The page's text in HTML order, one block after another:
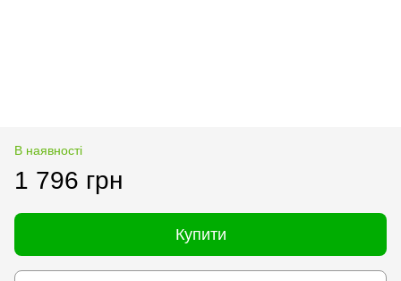
В наявності
1 796 грн
Купити